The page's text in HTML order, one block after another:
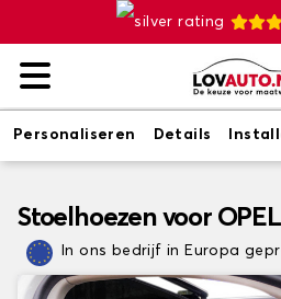
Personaliseren Details
Stoelhoezen voor
In ons bedrijf in Europa